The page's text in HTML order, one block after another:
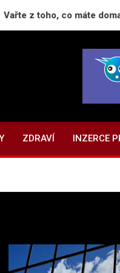
co máte doma: Projekt
ZDRAVÍ INZERCE